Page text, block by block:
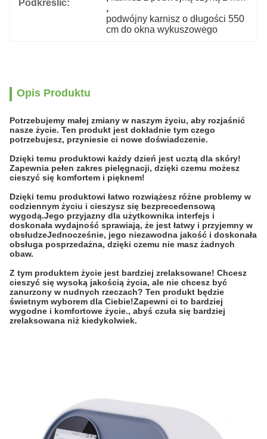
Podkreślić:
,
podwójny karnisz o długości 550
cm do okna wykuszowego
Opis Produktu
Potrzebujemy małej zmiany w naszym życiu, aby rozjaśnić
nasze życie. Ten produkt jest dokładnie tym czego
potrzebujesz, przyniesie ci nowe doświadczenie.
Dzięki temu produktowi każdy dzień jest ucztą dla skóry!
Zapewnia pełen zakres pielęgnacji, dzięki czemu możesz
cieszyć się komfortem i pięknem!
Dzięki temu produktowi łatwo rozwiążesz różne problemy w
codziennym życiu i cieszysz się bezprecedensową
wygodą.Jego przyjazny dla użytkownika interfejs i
doskonała wydajność sprawiają, że jest łatwy i przyjemny w
obsłudzeJednocześnie, jego niezawodna jakość i doskonała
obsługa posprzedażna, dzięki czemu nie masz żadnych
obaw.
Z tym produktem życie jest bardziej zrelaksowane! Chcesz
cieszyć się wysoką jakością życia, ale nie chcesz być
zanurzony w nudnych rzeczach? Ten produkt będzie
świetnym wyborem dla Ciebie!Zapewni ci to bardziej
wygodne i komfortowe życie., abyś czuła się bardziej
zrelaksowana niż kiedykolwiek.